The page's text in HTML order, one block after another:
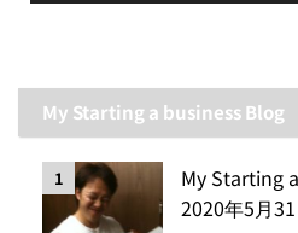
My Starting a business Blog
1
My Starting
2020年5月31